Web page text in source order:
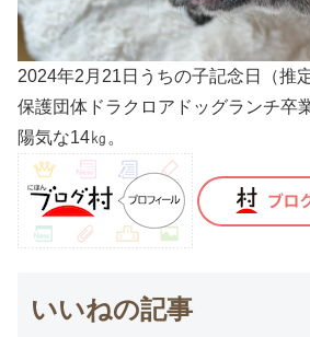
2024年2月21日うちの子記念日（推
保護団体ドラクロアドッグランチ卒
陽気な14㎏。
いいねの記事